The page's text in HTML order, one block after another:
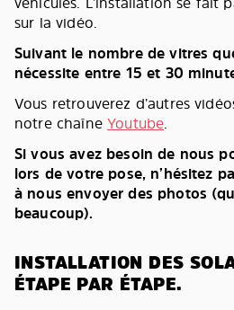
sur la vidéo.
Suivant le nombre de vitres
nécessite entre 15 et 30
Vous retrouverez d’autres
notre chaîneYoutube.
Si vous avez besoin de nous
lors de votre pose, n’hésitez
à nous envoyer des photos
beaucoup).
INSTALLATION DES
ÉTAPE PAR ÉTAPE.